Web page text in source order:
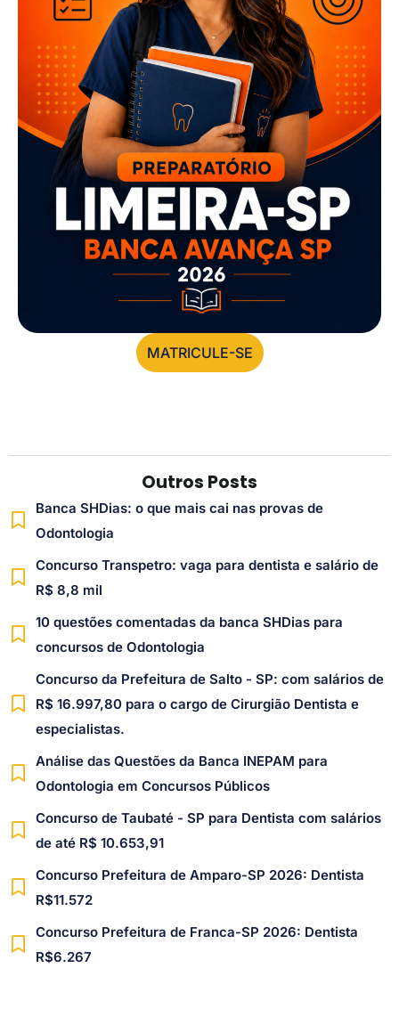
MATRICULE-SE
Outros Posts
Banca SHDias: o que mais cai nas provas de
Odontologia
Concurso Transpetro: vaga para dentista e salário de
R$ 8,8 mil
10 questões comentadas da banca SHDias para
concursos de Odontologia
Concurso da Prefeitura de Salto - SP: com salários de
R$ 16.997,80 para o cargo de Cirurgião Dentista e
especialistas.
Análise das Questões da Banca INEPAM para
Odontologia em Concursos Públicos
Concurso de Taubaté - SP para Dentista com salários
de até R$ 10.653,91
Concurso Prefeitura de Amparo-SP 2026: Dentista
R$11.572
Concurso Prefeitura de Franca-SP 2026: Dentista
R$6.267